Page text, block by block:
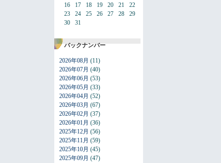
16
23
30
17
24
31
18
25
19
26
20
27
21
28
22
29
バックナンバー
2026年08月 (11)
2026年07月 (40)
2026年06月 (53)
2026年05月 (33)
2026年04月 (52)
2026年03月 (67)
2026年02月 (37)
2026年01月 (36)
2025年12月 (56)
2025年11月 (59)
2025年10月 (45)
2025年09月 (47)